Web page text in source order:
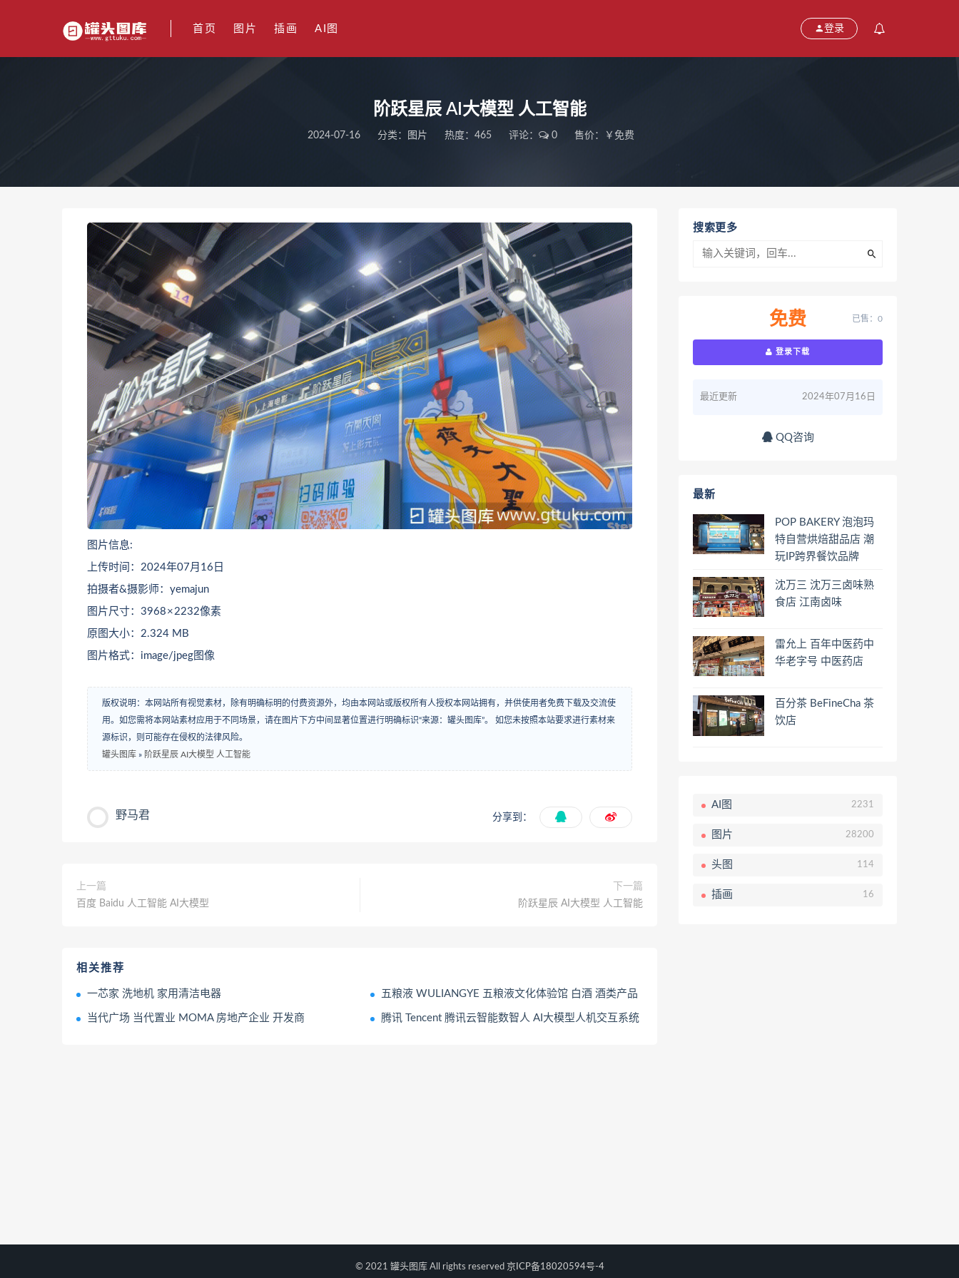
首页 图片 插画 AI图 登录
阶跃星辰 AI大模型 人工智能
2024-07-16 分类： 图片 热度：465 评论： 0 售价：￥免费
图片信息:
上传时间：2024年07月16日
拍摄者&摄影师：yemajun
图片尺寸：3968 × 2232像素
原图大小：2.324 MB
图片格式：image/jpeg图像
版权说明：本网站所有视觉素材，除有明确标明的付费资源外，均由本网站或版权所有人授权本网站拥有，并供使用者免费下载及交流使
用。如您需将本网站素材应用于不同场景，请在图片下方中间显著位置进行明确标识“来源：罐头图库”。 如您未按照本站要求进行素材来
源标识，则可能存在侵权的法律风险。
罐头图库 » 阶跃星辰 AI大模型 人工智能
野马君 分享到：
上一篇
百度 Baidu 人工智能 AI大模型
下一篇
阶跃星辰 AI大模型 人工智能
相关推荐
一芯家 洗地机 家用清洁电器 五粮液 WULIANGYE 五粮液文化体验馆 白酒 酒类产品
当代广场 当代置业 MOMA 房地产企业 开发商 腾讯 Tencent 腾讯云智能数智人 AI大模型人机交互系统
搜索更多
免费 已售：0
登录下载
最近更新 2024年07月16日
QQ咨询
最新
POP BAKERY 泡泡玛
特自营烘焙甜品店 潮
玩IP跨界餐饮品牌
沈万三 沈万三卤味熟
食店 江南卤味
雷允上 百年中医药中
华老字号 中医药店
百分茶 BeFineCha 茶
饮店
AI图 2231
图片 28200
头图 114
插画 16
© 2021 罐头图库 All rights reserved 京ICP备18020594号-4